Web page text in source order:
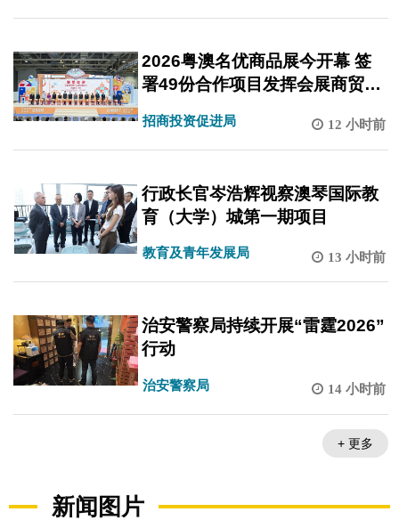
2026粤澳名优商品展今开幕 签
署49份合作项目发挥会展商贸平
招商投资促进局 12 小时前
行政长官岑浩辉视察澳琴国际教
育（大学）城第一期项目
教育及青年发展局 13 小时前
治安警察局持续开展“雷霆2026”
行动
治安警察局 14 小时前
+ 更多
新闻图片